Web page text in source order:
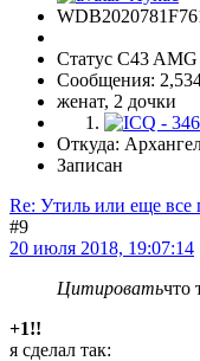
Статус C43 AMG
Сообщения:
женат, 2 дочки
Откуда:
Записан
Re: Утиль или еще все
#9
20 июля 2018, 19:07:14
Цитироватьчто
+1!!
я сделал так: